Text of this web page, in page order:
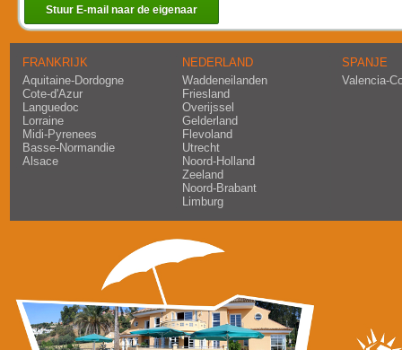
Stuur E-mail naar de eigenaar
FRANKRIJK
Aquitaine-Dordogne
Cote-d'Azur
Languedoc
Lorraine
Midi-Pyrenees
Basse-Normandie
Alsace
NEDERLAND
Waddeneilanden
Friesland
Overijssel
Gelderland
Flevoland
Utrecht
Noord-Holland
Zeeland
Noord-Brabant
Limburg
SPANJE
Valencia-